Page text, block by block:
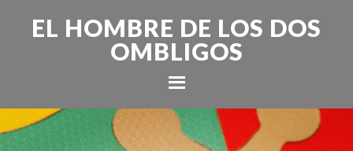
EL HOMBRE DE LOS DOS
OMBLIGOS